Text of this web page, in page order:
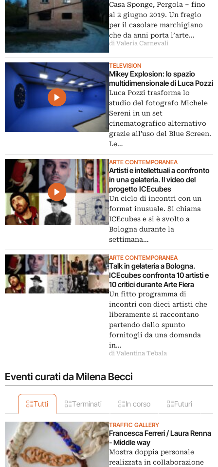
Casa Sponge, Pergola – fino
al 2 giugno 2019. Un fregio
per il casolare marchigiano
che da anni porta l’arte…
di Valeria Carnevali
TELEVISION
Mikey Explosion: lo spazio
multidimensionale di Luca Pozzi
Luca Pozzi trasforma lo
studio del fotografo Michele
Sereni in un set
cinematografico alternativo
grazie all'uso del Blue Screen.
Le…
ARTE CONTEMPORANEA
Artisti e intellettuali a confronto
in una gelateria. Il video del
progetto ICEcubes
Un ciclo di incontri con un
format inusuale. Si chiama
ICEcubes e si è svolto a
Bologna durante la
settimana…
ARTE CONTEMPORANEA
Talk in gelateria a Bologna.
ICEcubes confronta 10 artisti e
10 critici durante Arte Fiera
Un fitto programma di
incontri con dieci artisti che
liberamente si raccontano
partendo dallo spunto
fornitogli da una domanda
in…
di Valentina Tebala
Eventi curati da Milena Becci
Tutti Terminati In corso Futuri
TRAFFIC GALLERY
Francesca Ferreri / Laura Renna
- Middle way
Mostra doppia personale
realizzata in collaborazione